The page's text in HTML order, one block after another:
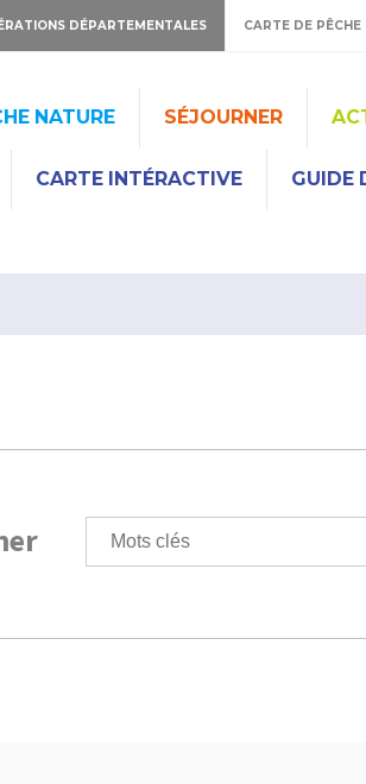
DÉPARTEMENTALES CARTE DE PÊCHE
NATURE SÉJOURNER
CARTE INTÉRACTIVE GUIDE